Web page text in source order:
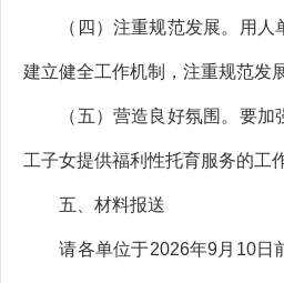
（四）注重规范发展。用人单
建立健全工作机制，注重规范发
（五）营造良好氛围。要加强
工子女提供福利性托育服务的工
五、材料报送
请各单位于2026年9月10日前